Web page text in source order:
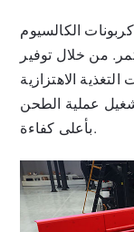
الكالسيوم
من خلال توفير
الاهتزازية
عملية الطحن
بأعلى كفاءة.